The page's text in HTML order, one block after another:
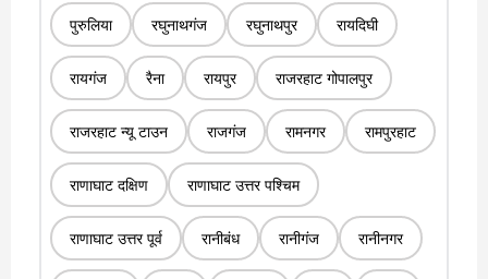
पुरुलिया रघुनाथगंज रघुनाथपुर रायदिघी
रायगंज रैना रायपुर राजरहाट गोपालपुर
राजरहाट न्यू टाउन राजगंज रामनगर रामपुरहाट
राणाघाट दक्षिण राणाघाट उत्तर पश्चिम
राणाघाट उत्तर पूर्व रानीबंध रानीगंज रानीनगर